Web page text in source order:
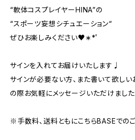
“軟体コスプレイヤーHINA”の
“スポーツ妄想シチュエーション“
ぜひお楽しみください♥︎︎∗︎*ﾟ
サインを入れてお届けいたします♩
サインが必要ない方、また書いて欲し
の際お気軽にメッセージいただけまし
※手数料、送料ともにこちらBASEでの